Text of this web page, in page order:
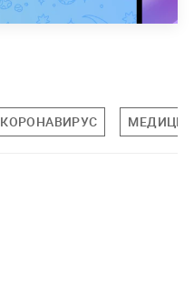
КОРОНАВИРУС